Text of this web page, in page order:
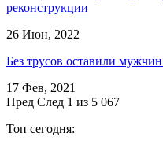
реконструкции
26 Июн, 2022
Без трусов оставили
17 Фев, 2021
Пред След 1 из 5 067
Топ сегодня: